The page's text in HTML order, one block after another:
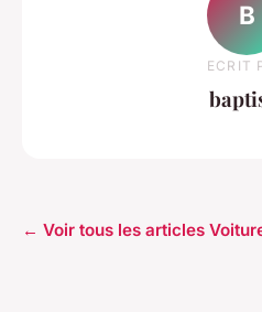
B
ECRIT
← Voir tous les articles